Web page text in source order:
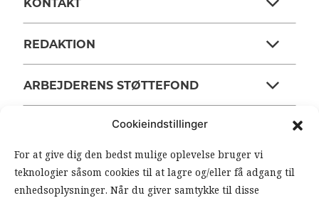
Cookieindstillinger
For at give dig den bedst mulige oplevelse bruger vi
teknologier såsom cookies til at lagre og/eller få adgang til
enhedsoplysninger. Når du giver samtykke til disse
KONTAKT
REDAKTION
ARBEJDERENS STØTTEFOND
ANSVARSHAVENDE REDAKTØR
OM ARBEJDEREN